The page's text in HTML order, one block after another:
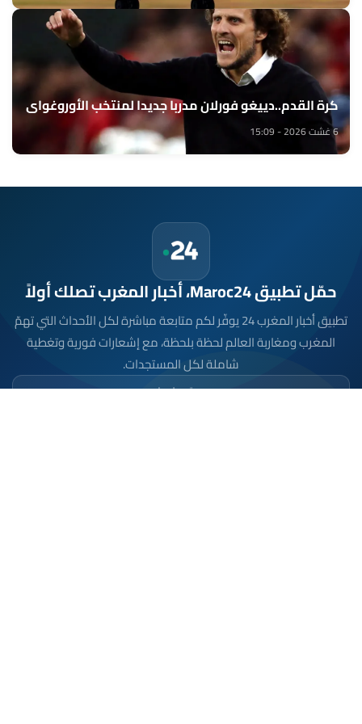
كرة القدم..دييغو فورلان مدربا جديدا لمنتخب الأوروغواي
6 غشت 2026 - 15:09
حمّل تطبيق Maroc24، أخبار المغرب تصلك أولاً
تطبيق أخبار المغرب 24 يوفّر لكم متابعة مباشرة لكل الأحداث التي تهمّ
المغرب ومغاربة العالم لحظة بلحظة، مع إشعارات فورية وتغطية
شاملة لكل المستجدات.
تحميل على